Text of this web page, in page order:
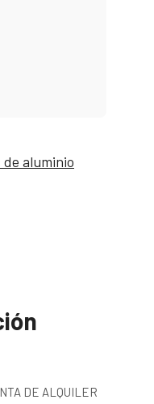
aluminio
DE ALQUILER